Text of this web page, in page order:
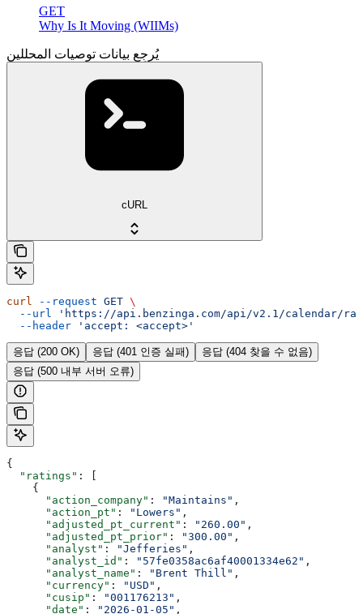
GET
Why Is It Moving (WIIMs)
يُرجِع بيانات توصيات المحللين
cURL
curl --request GET \
  --url
'https://api.benzinga.com/api/v2.1/calendar/
  --header
'accept: <accept>'
응답 (200 OK) 응답 (401 인증 실패)
응답 (404 찾을 수 없음)
응답 (500 내부 서버 오류)
{
  "ratings"
: [
    {
      "action_company"
: "Maintains" ,
      "action_pt"
: "Lowers" ,
      "adjusted_pt_current"
: "260.00" ,
      "adjusted_pt_prior"
: "300.00" ,
      "analyst"
: "Jefferies" ,
      "analyst_id"
: "57fe0358ac6af40001334e62" ,
      "analyst_name"
: "Brent Thill" ,
      "currency"
: "USD" ,
      "cusip"
: "001176213" ,
      "date"
: "2026-01-05" ,